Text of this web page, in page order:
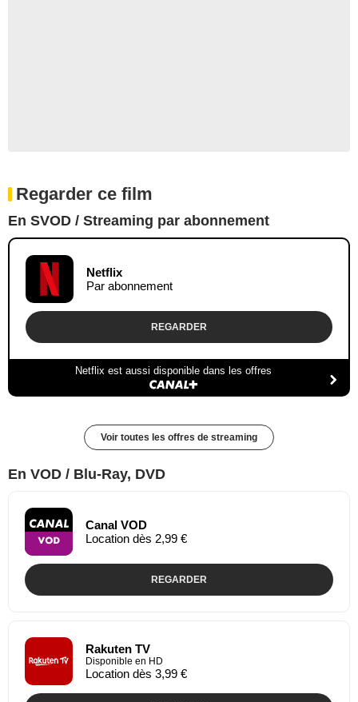
Regarder ce film
En SVOD / Streaming par abonnement
Netflix
Par abonnement
REGARDER
Netflix est aussi disponible dans les offres
Voir toutes les offres de streaming
En VOD / Blu-Ray, DVD
Canal VOD
Location dès 2,99 €
REGARDER
Rakuten TV
Disponible en HD
Location dès 3,99 €